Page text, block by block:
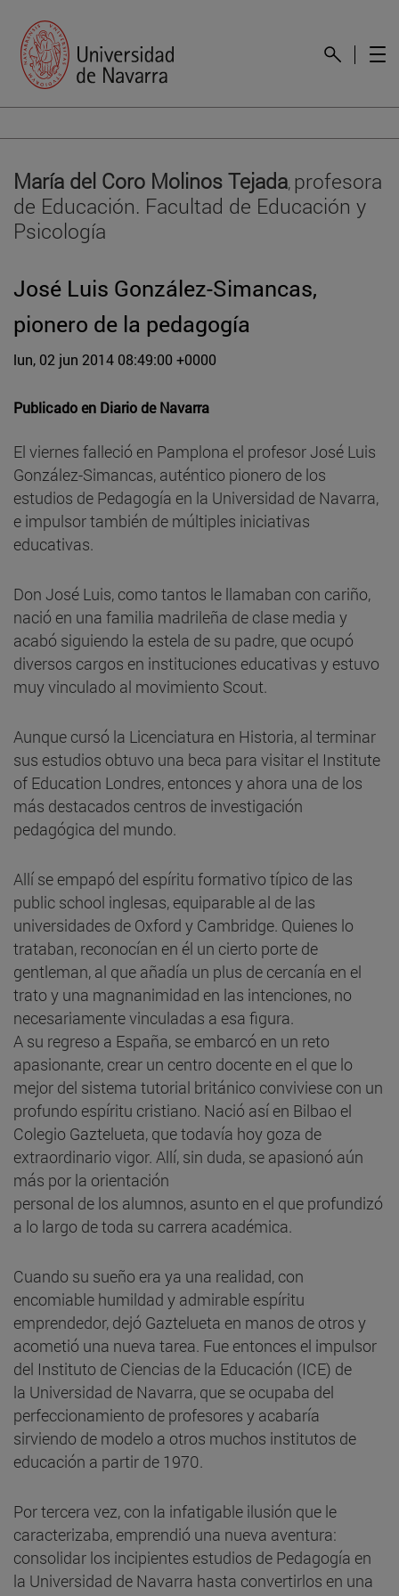
María del Coro Molinos Tejada, profesora
de Educación. Facultad de Educación y
Psicología
José Luis González-Simancas,
pionero de la pedagogía
lun, 02 jun 2014 08:49:00 +0000
Publicado en Diario de Navarra
El viernes falleció en Pamplona el profesor José Luis
González-Simancas, auténtico pionero de los
estudios de Pedagogía en la Universidad de Navarra,
e impulsor también de múltiples iniciativas
educativas.
Don José Luis, como tantos le llamaban con cariño,
nació en una familia madrileña de clase media y
acabó siguiendo la estela de su padre, que ocupó
diversos cargos en instituciones educativas y estuvo
muy vinculado al movimiento Scout.
Aunque cursó la Licenciatura en Historia, al terminar
sus estudios obtuvo una beca para visitar el Institute
of Education Londres, entonces y ahora una de los
más destacados centros de investigación
pedagógica del mundo.
Allí se empapó del espíritu formativo típico de las
public school inglesas, equiparable al de las
universidades de Oxford y Cambridge. Quienes lo
trataban, reconocían en él un cierto porte de
gentleman, al que añadía un plus de cercanía en el
trato y una magnanimidad en las intenciones, no
necesariamente vinculadas a esa figura.
A su regreso a España, se embarcó en un reto
apasionante, crear un centro docente en el que lo
mejor del sistema tutorial británico conviviese con un
profundo espíritu cristiano. Nació así en Bilbao el
Colegio Gaztelueta, que todavía hoy goza de
extraordinario vigor. Allí, sin duda, se apasionó aún
más por la orientación
personal de los alumnos, asunto en el que profundizó
a lo largo de toda su carrera académica.
Cuando su sueño era ya una realidad, con
encomiable humildad y admirable espíritu
emprendedor, dejó Gaztelueta en manos de otros y
acometió una nueva tarea. Fue entonces el impulsor
del Instituto de Ciencias de la Educación (ICE) de
la Universidad de Navarra, que se ocupaba del
perfeccionamiento de profesores y acabaría
sirviendo de modelo a otros muchos institutos de
educación a partir de 1970.
Por tercera vez, con la infatigable ilusión que le
caracterizaba, emprendió una nueva aventura:
consolidar los incipientes estudios de Pedagogía en
la Universidad de Navarra hasta convertirlos en una